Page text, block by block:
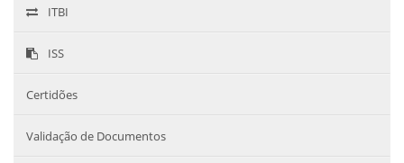
ITBI
ISS
Certidões
Validação de Documentos